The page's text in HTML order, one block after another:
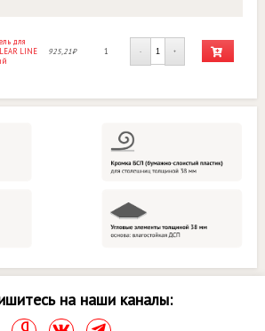
для
LINE
925,21₽ 1 - +
на наши каналы: